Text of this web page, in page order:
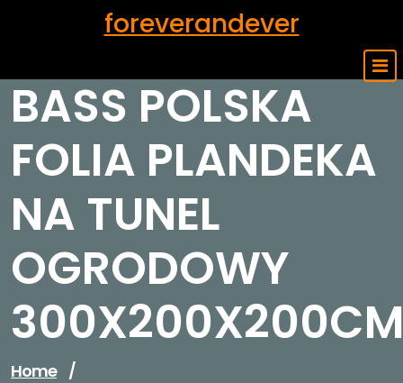
foreverandever
BASS POLSKA
FOLIA PLANDEKA
NA TUNEL
OGRODOWY
Home /